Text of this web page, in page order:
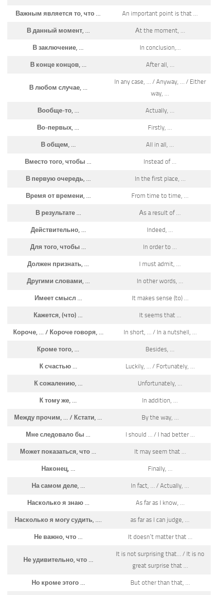
Важным является то, что … An important point is that …
В данный момент, … Аt the moment, …
В заключение, … In conclusion,…
В конце концов, … After all, …
В любом случае, …
In any case, … / Anyway, … / Either
way, …
Вообще-то, … Actually, …
Во-первых, … Firstly, …
В общем, … All in all, …
Вместо того, чтобы … Instead of …
В первую очередь, … In the first place, …
Время от времени, … From time to time, …
В результате … Аs a result of …
Действительно, … Indeed, …
Для того, чтобы … In order to …
Должен признать, … I must admit, …
Другими словами, … In other words, …
Имеет смысл … It makes sense (to) …
Кажется, (что) … It seems that …
Короче, … / Короче говоря, … In short, … / In a nutshell, …
Кроме того, … Besides, …
К счастью … Luckily, … / Fortunately, …
К сожалению, … Unfortunately, …
К тому же, … In addition, …
Между прочим, … / Кстати, … By the way, …
Мне следовало бы … I should … / I had better …
Может показаться, что … It may seem that …
Наконец, … Finally, …
На самом деле, … In fact, … / Actually, …
Насколько я знаю … As far as I know, …
Насколько я могу судить, …. as far as I can judge, …
Не важно, что … It doesn’t matter that …
Не удивительно, что …
It is not surprising that… / It is no
great surprise that …
Но кроме этого … But other than that, …